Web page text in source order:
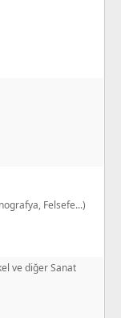
Felsefe...)
ve diğer Sanat